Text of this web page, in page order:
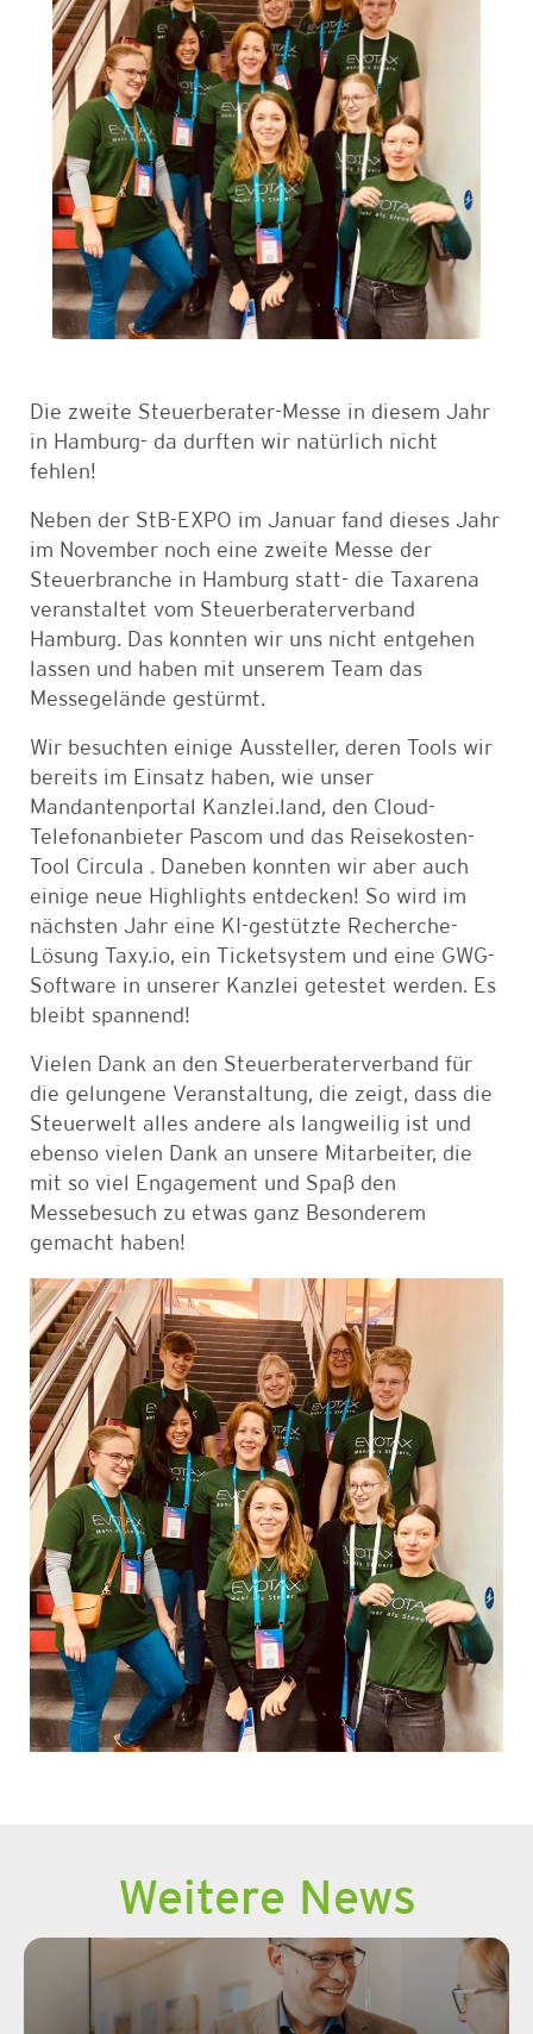
Die zweite Steuerberater-Messe in diesem Jahr
in Hamburg- da durften wir natürlich nicht
fehlen!
Neben der StB-EXPO im Januar fand dieses Jahr
im November noch eine zweite Messe der
Steuerbranche in Hamburg statt- die Taxarena
veranstaltet vom Steuerberaterverband
Hamburg. Das konnten wir uns nicht entgehen
lassen und haben mit unserem Team das
Messegelände gestürmt.
Wir besuchten einige Aussteller, deren Tools wir
bereits im Einsatz haben, wie unser
Mandantenportal Kanzlei.land, den Cloud-
Telefonanbieter Pascom und das Reisekosten-
Tool Circula . Daneben konnten wir aber auch
einige neue Highlights entdecken! So wird im
nächsten Jahr eine KI-gestützte Recherche-
Lösung Taxy.io, ein Ticketsystem und eine GWG-
Software in unserer Kanzlei getestet werden. Es
bleibt spannend!
Vielen Dank an den Steuerberaterverband für
die gelungene Veranstaltung, die zeigt, dass die
Steuerwelt alles andere als langweilig ist und
ebenso vielen Dank an unsere Mitarbeiter, die
mit so viel Engagement und Spaß den
Messebesuch zu etwas ganz Besonderem
gemacht haben!
Weitere News